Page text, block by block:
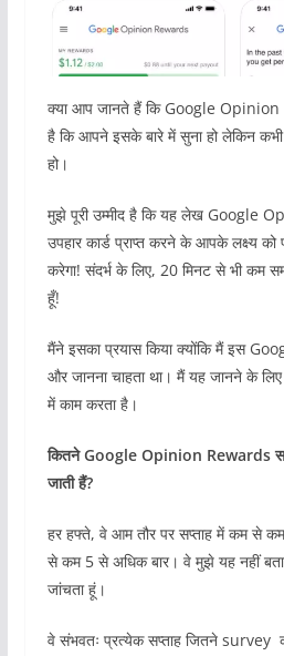
क्या आप जानते हैं कि Google Opinion
है कि आपने इसके बारे में सुना हो लेकिन कभी
हो।
मुझे पूरी उम्मीद है कि यह लेख Google
उपहार कार्ड प्राप्त करने के आपके लक्ष्य
करेगा! संदर्भ के लिए, 20 मिनट से भी कम
हूँ!
मैंने इसका प्रयास किया क्योंकि मैं इस
और जानना चाहता था। मैं यह जानने के
में काम करता है।
कितनेGoogle Opinion Rewards
जाती हैं?
हर हफ्ते, वे आम तौर पर सप्ताह में कम से
से कम 5 से अधिक बार। वे मुझे यह नहीं
जांचता हूं।
वे संभवतः प्रत्येक सप्ताह जितने